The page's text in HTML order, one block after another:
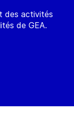
des activités
de GEA.